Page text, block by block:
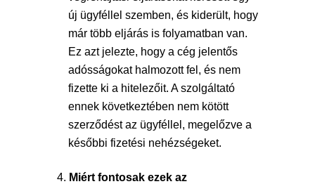
új ügyféllel szemben, és kiderült, hogy
már több eljárás is folyamatban van.
Ez azt jelezte, hogy a cég jelentős
adósságokat halmozott fel, és nem
fizette ki a hitelezőit. A szolgáltató
ennek következtében nem kötött
szerződést az ügyféllel, megelőzve a
későbbi fizetési nehézségeket.
Miért fontosak ezek az